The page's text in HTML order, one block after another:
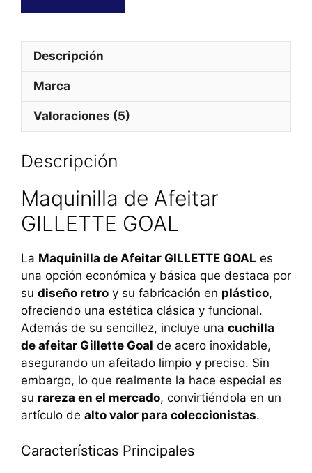
Descripción
Marca
Valoraciones (5)
Descripción
Maquinilla de Afeitar
GILLETTE GOAL
La Maquinilla de Afeitar GILLETTE GOAL es
una opción económica y básica que destaca por
su diseño retro y su fabricación en plástico,
ofreciendo una estética clásica y funcional.
Además de su sencillez, incluye una cuchilla
de afeitar Gillette Goal de acero inoxidable,
asegurando un afeitado limpio y preciso. Sin
embargo, lo que realmente la hace especial es
su rareza en el mercado, convirtiéndola en un
artículo de alto valor para coleccionistas.
Características Principales